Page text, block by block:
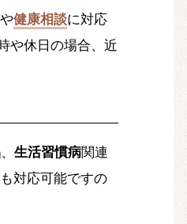
健康相談に対応
や休日の場合、近
、 生活習慣病関連
対応可能ですの